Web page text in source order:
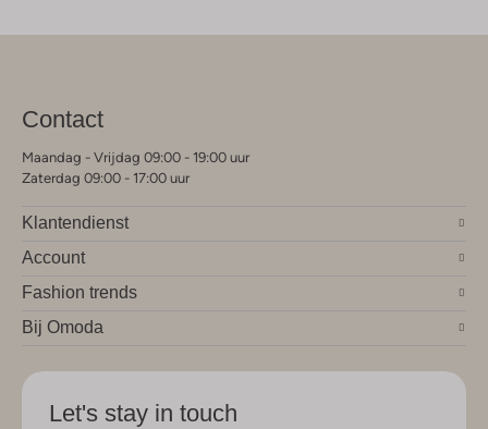
Contact
Maandag - Vrijdag 09:00 - 19:00 uur
Zaterdag 09:00 - 17:00 uur
Klantendienst
Account
Fashion trends
Bij Omoda
Let's stay in touch